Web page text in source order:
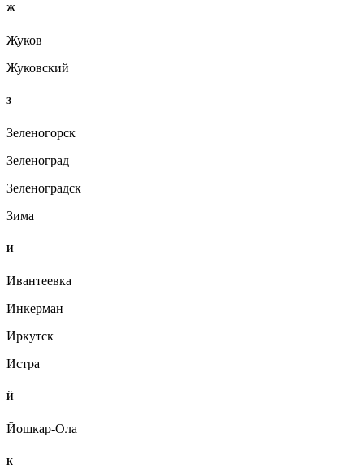
Ж
Жуков
Жуковский
З
Зеленогорск
Зеленоград
Зеленоградск
Зима
И
Ивантеевка
Инкерман
Иркутск
Истра
Й
Йошкар-Ола
К